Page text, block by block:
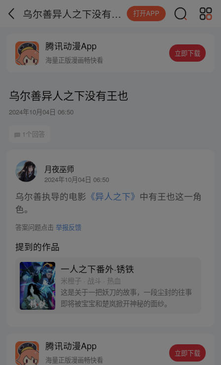
乌尔善异人之下没有王也 打开APP
腾讯动漫App
海量正版漫画畅快看
立即下载
乌尔善异人之下没有王也
2024年10月04日 06:50
1个回答
月夜巫师
2024年10月04日 06:50
乌尔善执导的电影 《异人之下》 中有王也这一角
色。
答案问题点击 举报反馈
提到的作品
一人之下番外·锈铁
米橙子 · 战斗 · 热血
这是关于一把妖刀的故事，一段尘封的往事
即将被宝宝和楚岚掀开神秘的面纱。
腾讯动漫App
海量正版漫画畅快看
立即下载